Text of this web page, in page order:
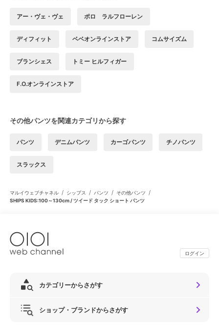
アー・ヴェ・ヴェ ポロ ラルフローレン
ディフィット ベベオンラインストア コムサイズム
ブランシェス トミー ヒルフィガー
F.O.オンラインストア
その他パンツを関連カテゴリから探す
パンツ デニムパンツ カーゴパンツ チノパンツ
スラックス
マルイウェブチャネル / シップス / パンツ / その他パンツ /
SHIPS KIDS:100～130cm / ツイード タック ショート パンツ
ログイン
カテゴリーからさがす
ショップ・ブランドからさがす